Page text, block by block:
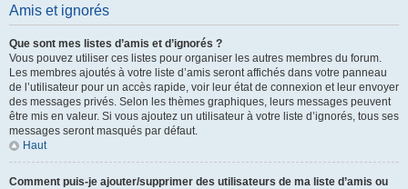
Amis et ignorés
Que sont mes listes d’amis et d’ignorés ?
Vous pouvez utiliser ces listes pour organiser les autres membres du forum.
Les membres ajoutés à votre liste d’amis seront affichés dans votre panneau
de l’utilisateur pour un accès rapide, voir leur état de connexion et leur envoyer
des messages privés. Selon les thèmes graphiques, leurs messages peuvent
être mis en valeur. Si vous ajoutez un utilisateur à votre liste d’ignorés, tous ses
messages seront masqués par défaut.
Haut
Comment puis-je ajouter/supprimer des utilisateurs de ma liste d’amis ou